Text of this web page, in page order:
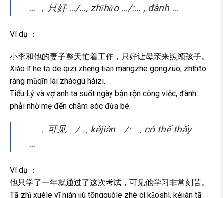
… ，只好 …/…, zhǐhǎo …/:… , đành …
Ví dụ ：
小李和他的妻子整天忙着工作，只好让母亲来照顾孩子。
Xiǎo lǐ hé tā de qīzi zhěng tiān mángzhe gōngzuò, zhǐhǎo
ràng mǔqīn lái zhàogù háizi.
Tiểu Lý và vợ anh ta suốt ngày bận rộn công việc, đành
phải nhờ mẹ đến chăm sóc đứa bé.
… ，可见 …/…, kějiàn …/:… , có thể thấy
…
Ví dụ ：
他只学了一年就通过了这次考试，可见他学习非常刻苦。
Tā zhǐ xuéle yī nián jiù tōngguòle zhè cì kǎoshì, kějiàn tā